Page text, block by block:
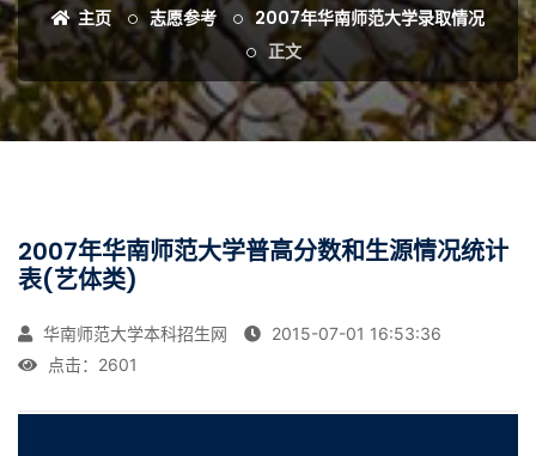
主页 志愿参考
2007年华南师范大学录取情况
正文
2007年华南师范大学普高分数和生源情况统计
表(艺体类)
华南师范大学本科招生网
2015-07-01 16:53:36
点击： 2601